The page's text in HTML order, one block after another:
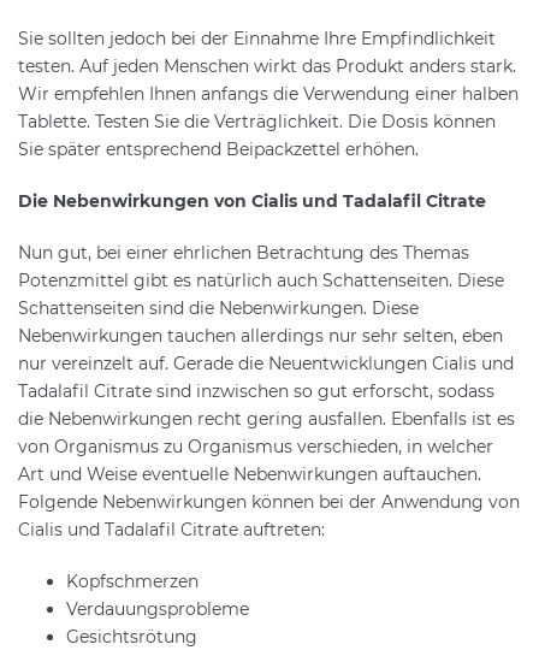
Sie sollten jedoch bei der Einnahme Ihre Empfindlichkeit
testen. Auf jeden Menschen wirkt das Produkt anders stark.
Wir empfehlen Ihnen anfangs die Verwendung einer halben
Tablette. Testen Sie die Verträglichkeit. Die Dosis können
Sie später entsprechend Beipackzettel erhöhen.
Die Nebenwirkungen von Cialis und Tadalafil Citrate
Nun gut, bei einer ehrlichen Betrachtung des Themas
Potenzmittel gibt es natürlich auch Schattenseiten. Diese
Schattenseiten sind die Nebenwirkungen. Diese
Nebenwirkungen tauchen allerdings nur sehr selten, eben
nur vereinzelt auf. Gerade die Neuentwicklungen Cialis und
Tadalafil Citrate sind inzwischen so gut erforscht, sodass
die Nebenwirkungen recht gering ausfallen. Ebenfalls ist es
von Organismus zu Organismus verschieden, in welcher
Art und Weise eventuelle Nebenwirkungen auftauchen.
Folgende Nebenwirkungen können bei der Anwendung von
Cialis und Tadalafil Citrate auftreten:
Kopfschmerzen
Verdauungsprobleme
Gesichtsrötung